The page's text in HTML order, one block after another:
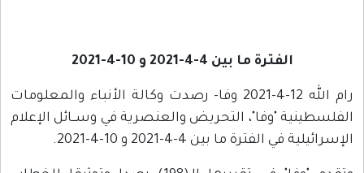
الفترة ما بين 4-4-2021 و 10-4-2021
رام الله 12-4-2021 وفا- رصدت وكالة الأنباء والمعلومات
الفلسطينية "وفا"، التحريض والعنصرية في وســائل الإعلام
الإسرائيلية في الفترة ما بين 4-4-2021 و 10-4-2021.